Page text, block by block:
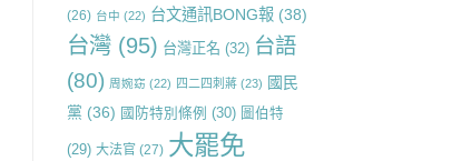
(26) 台中 (22) 台文通訊BONG報(38)
台灣(95) 台灣正名 (32) 台語
(80) 周婉窈 (22) 四二四刺蔣(23) 國民
黨 (36) 國防特別條例 (30) 圖伯特
(29) 大法官(27) 大罷免